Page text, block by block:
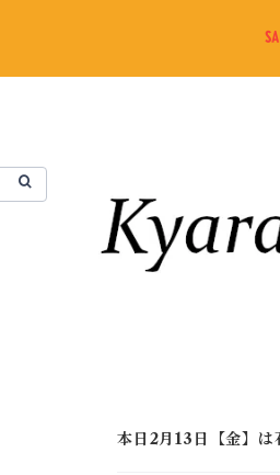
本日2月13日【金】は